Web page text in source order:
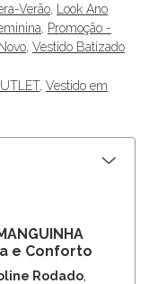
Verão, Look Ano
, Promoção -
, Vestido Batizado
, Vestido em
e Conforto
Rodado,